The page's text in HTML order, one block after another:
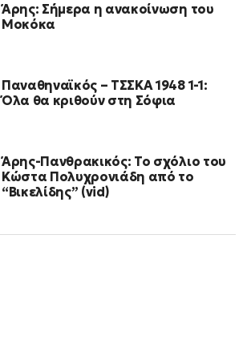
Άρης: Σήμερα η ανακοίνωση του
Μοκόκα
Παναθηναϊκός – ΤΣΣΚΑ 1948 1-1:
Όλα θα κριθούν στη Σόφια
Άρης-Πανθρακικός: Το σχόλιο του
Κώστα Πολυχρονιάδη από το
“Βικελίδης” (vid)